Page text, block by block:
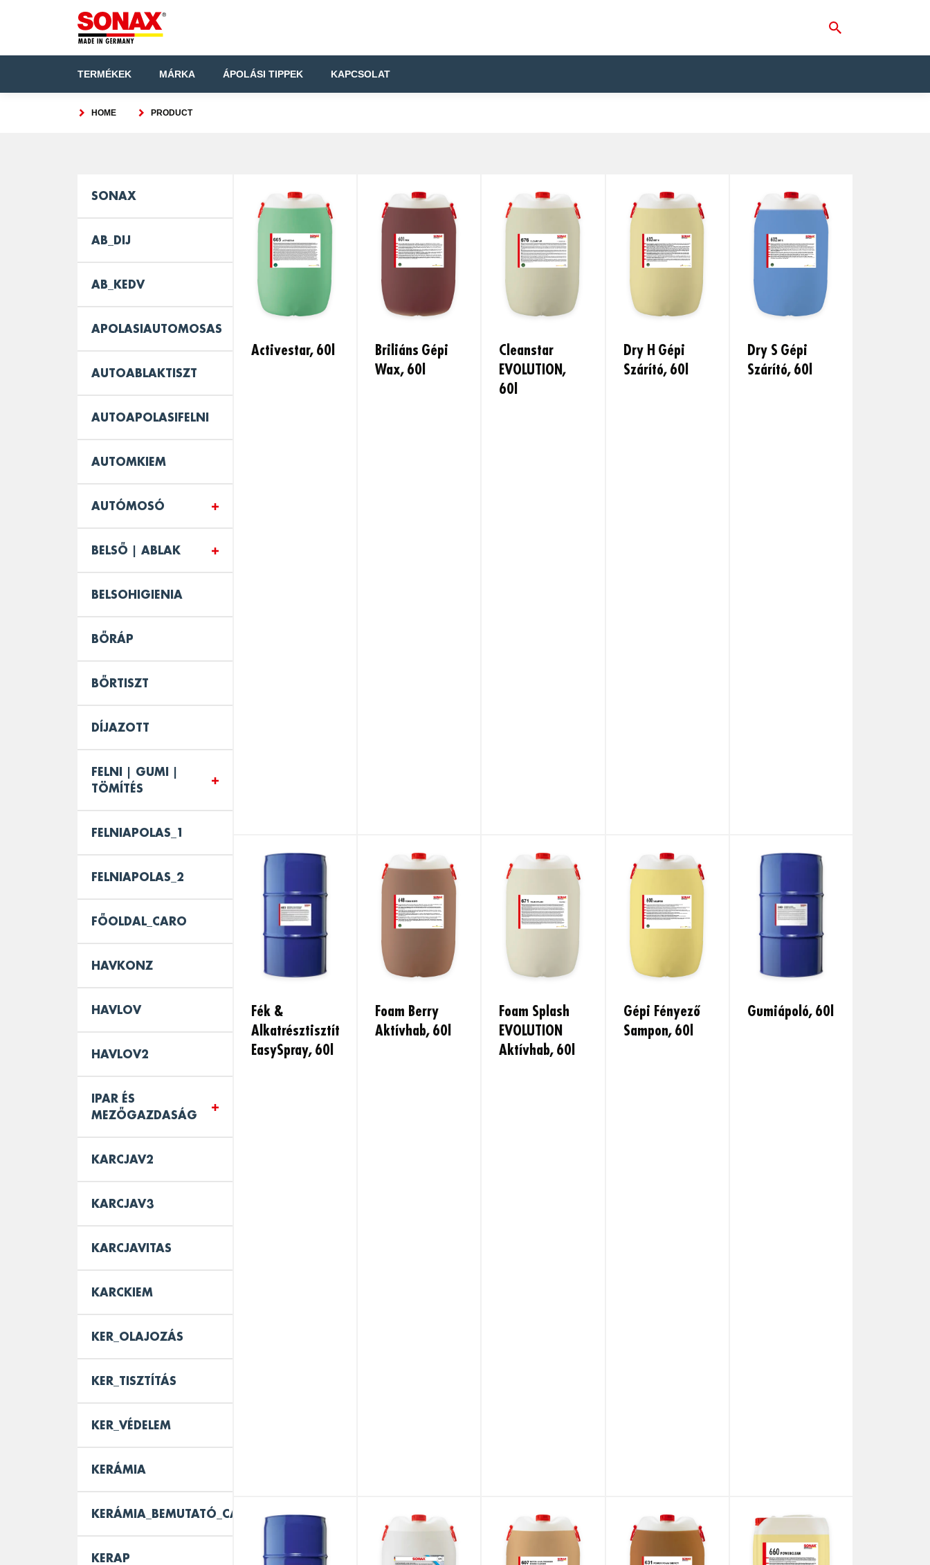
TERMÉKEK MÁRKA ÁPOLÁSI TIPPEK KAPCSOLAT
HOME PRODUCT
SONAX
AB_DIJ
AB_KEDV
APOLASIAUTOMOSAS
AUTOABLAKTISZT
AUTOAPOLASIFELNI
AUTOMKIEM
AUTÓMOSÓ
BELSŐ | ABLAK
BELSOHIGIENIA
BŐRÁP
BŐRTISZT
DÍJAZOTT
FELNI | GUMI |
TÖMÍTÉS
FELNIAPOLAS_1
FELNIAPOLAS_2
FŐOLDAL_CARO
HAVKONZ
HAVLOV
HAVLOV2
IPAR ÉS
MEZŐGAZDASÁG
KARCJAV2
KARCJAV3
KARCJAVITAS
KARCKIEM
KER_OLAJOZÁS
KER_TISZTÍTÁS
KER_VÉDELEM
KERÁMIA
KERÁMIA_BEMUTATÓ_CAROUSEL
KERAP
Activestar, 60l
Briliáns Gépi
Wax, 60l
Cleanstar
EVOLUTION,
60l
Dry H Gépi
Szárító, 60l
Dry S Gépi
Szárító, 60l
Fék &
Alkatrésztisztító
EasySpray, 60l
Foam Berry
Aktívhab, 60l
Foam Splash
EVOLUTION
Aktívhab, 60l
Gépi Fényező
Sampon, 60l
Gumiápoló, 60l